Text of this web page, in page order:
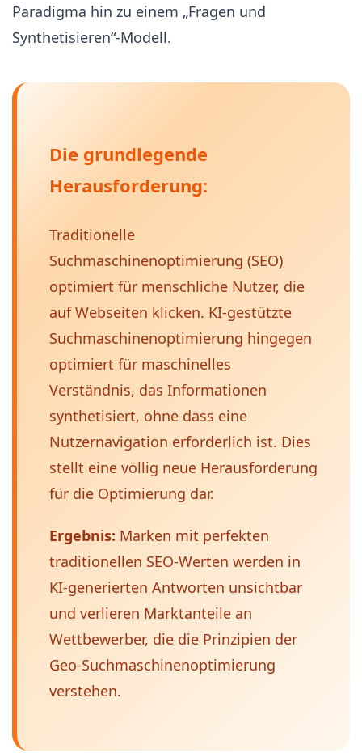
Paradigma hin zu einem „Fragen und
Synthetisieren“-Modell.
Die grundlegende
Herausforderung:
Traditionelle
Suchmaschinenoptimierung (SEO)
optimiert für menschliche Nutzer, die
auf Webseiten klicken. KI-gestützte
Suchmaschinenoptimierung hingegen
optimiert für maschinelles
Verständnis, das Informationen
synthetisiert, ohne dass eine
Nutzernavigation erforderlich ist. Dies
stellt eine völlig neue Herausforderung
für die Optimierung dar.
Ergebnis: Marken mit perfekten
traditionellen SEO-Werten werden in
KI-generierten Antworten unsichtbar
und verlieren Marktanteile an
Wettbewerber, die die Prinzipien der
Geo-Suchmaschinenoptimierung
verstehen.